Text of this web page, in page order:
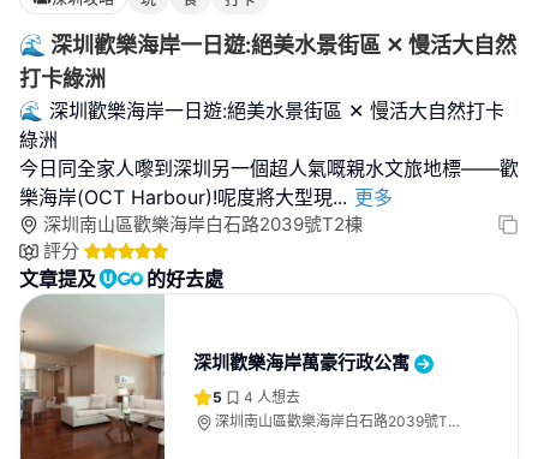
🌊 深圳歡樂海岸一日遊:絕美水景街區 ✕ 慢活大自然
打卡綠洲
🌊 深圳歡樂海岸一日遊:絕美水景街區 ✕ 慢活大自然打卡
綠洲
今日同全家人嚟到深圳另一個超人氣嘅親水文旅地標——歡
樂海岸(OCT Harbour)!呢度將大型現... 更多
深圳南山區歡樂海岸白石路2039號T2棟
評分
文章提及 的好去處
深圳歡樂海岸萬豪行政公寓
5 4 人想去
深圳南山區歡樂海岸白石路2039號T2